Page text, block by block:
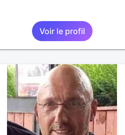
Voir le profil